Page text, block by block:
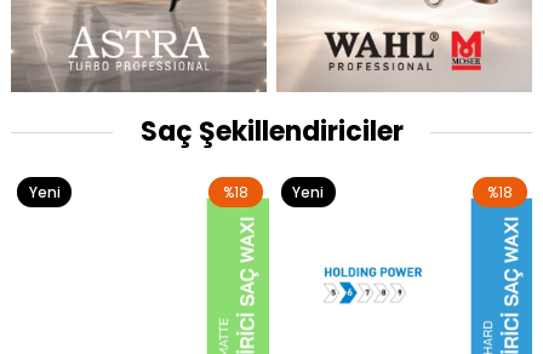
Saç Şekillendiriciler
%18
Yeni
%18
Yeni